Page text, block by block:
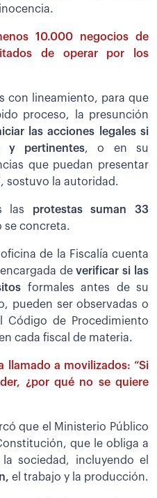
10.000 negocios de
de operar por los
con lineamiento, para que
proceso, la presunción
las acciones legales si
y pertinentes, o en su
que puedan presentar
sostuvo la autoridad.
las protestas suman 33
se concreta.
de la Fiscalía cuenta
deverificar si las
formales antes de su
pueden ser observadas o
Código de Procedimiento
cada fiscal de materia.
llamado a movilizados: “Si
¿por qué no se quiere
que el Ministerio Público
que le obliga a
sociedad, incluyendo el
el trabajo y la producción.